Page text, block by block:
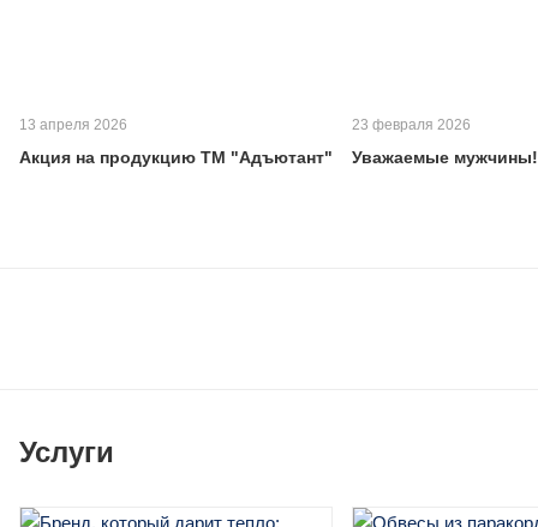
13 апреля 2026
Акция на продукцию ТМ "Адъютант"
23 февраля 2026
Уважаемые
Услуги